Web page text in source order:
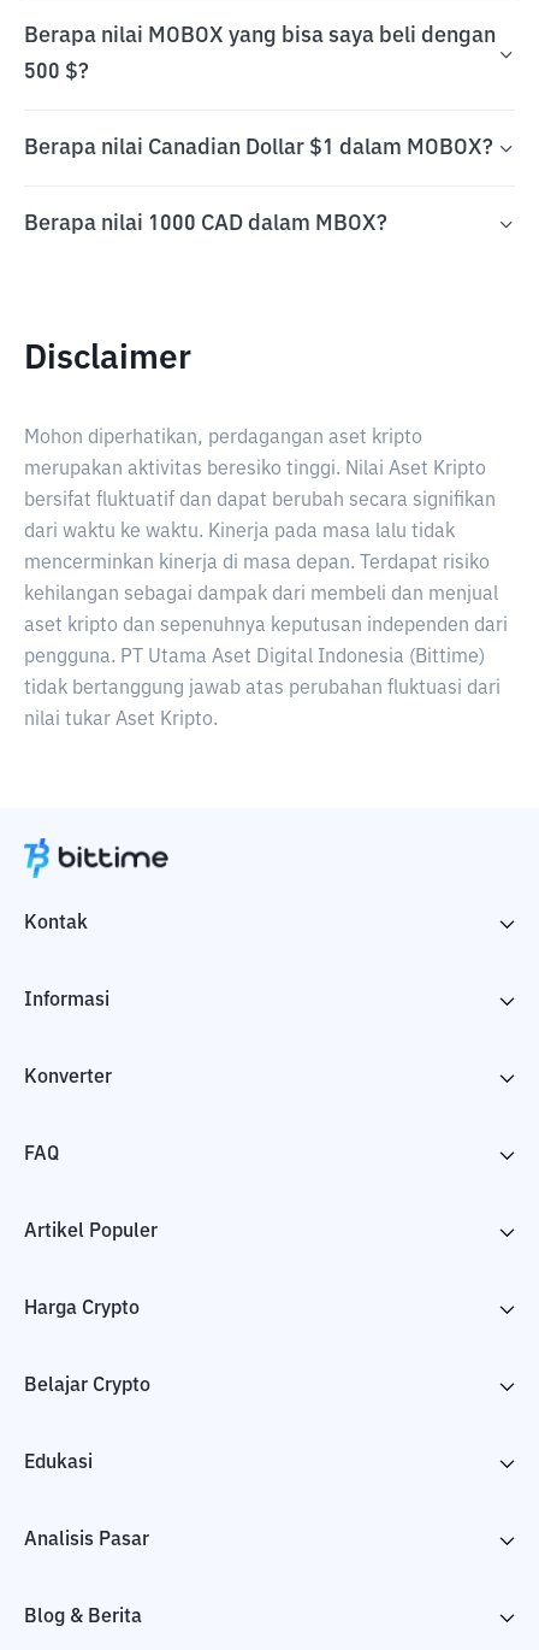
Berapa nilai MOBOX yang bisa saya beli dengan
500 $?
Berapa nilai Canadian Dollar $1 dalam MOBOX?
Berapa nilai 1000 CAD dalam MBOX?
Disclaimer
Mohon diperhatikan, perdagangan aset kripto
merupakan aktivitas beresiko tinggi. Nilai Aset Kripto
bersifat fluktuatif dan dapat berubah secara signifikan
dari waktu ke waktu. Kinerja pada masa lalu tidak
mencerminkan kinerja di masa depan. Terdapat risiko
kehilangan sebagai dampak dari membeli dan menjual
aset kripto dan sepenuhnya keputusan independen dari
pengguna. PT Utama Aset Digital Indonesia (Bittime)
tidak bertanggung jawab atas perubahan fluktuasi dari
nilai tukar Aset Kripto.
Kontak
Informasi
Konverter
FAQ
Artikel Populer
Harga Crypto
Belajar Crypto
Edukasi
Analisis Pasar
Blog & Berita